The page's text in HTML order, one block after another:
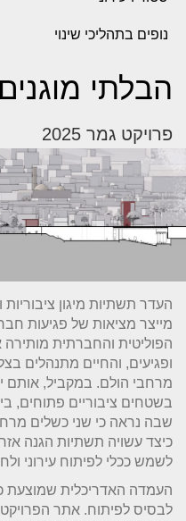
נופים בתהליכי שינוי
הבלתי מוגנים
פרויקט גמר 2025
העדר תשתיות מיגון
מייצר מציאות של פגיעות
הפוליטית והחברתית מותירה
ופגיעים, והחיים מתנהלים
מרחבי הולם. במקביל, אותם
בשטחים ציבוריים פתוחים,
שבה נראה כי שני כשלים
כיצד עשויה תשתיות הגנה
לשמש ככלי לפיתוח עירוני
העמדה האדריכלית
לבסיס לפיתוח. אתר